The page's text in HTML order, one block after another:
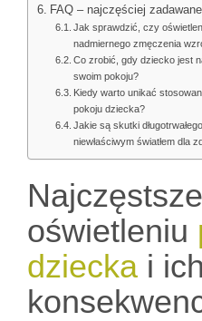
FAQ – najczęściej
Jak sprawdzić, czy
nadmiernego zmęczenia
Co zrobić, gdy dziecko jest
swoim pokoju?
Kiedy warto unikać
pokoju dziecka?
Jakie są skutki
niewłaściwym światłem dla
oświetleniu
dziecka i ich